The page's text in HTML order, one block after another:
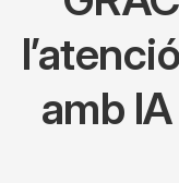
amb